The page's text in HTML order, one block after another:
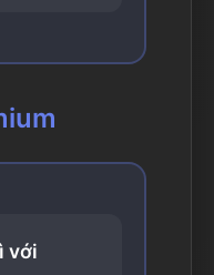
với